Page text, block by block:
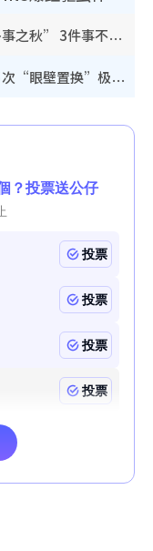
立秋2026｜8月7日立秋进入“多事之秋” 3件事不可做！专家教6招开运 清杂物／钱包纳气接好运
台风白海豚料周日袭浙江！经历5次“眼壁置换”极罕见 成登陆内地最长途台风